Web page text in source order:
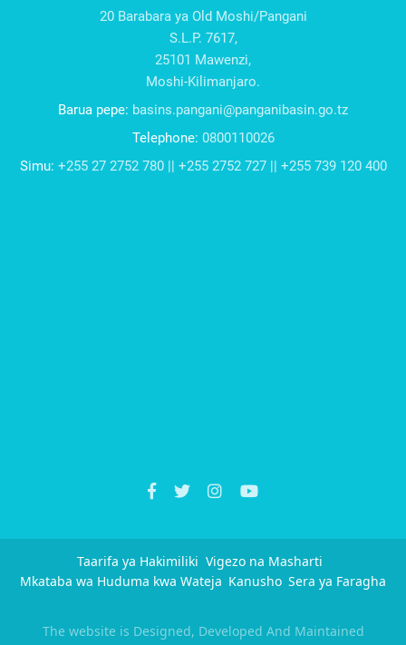
20 Barabara ya Old Moshi/Pangani
S.L.P. 7617,
25101 Mawenzi,
Moshi-Kilimanjaro.
Barua pepe: basins.pangani@panganibasin.go.tz
Telephone: 0800110026
Simu: +255 27 2752 780 || +255 2752 727 || +255 739 120 400
Taarifa ya Hakimiliki Vigezo na Masharti
Mkataba wa Huduma kwa Wateja Kanusho Sera ya Faragha
The website is Designed, Developed And Maintained